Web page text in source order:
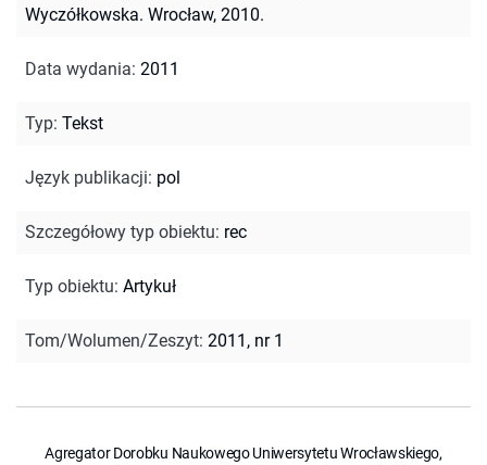
Wyczółkowska. Wrocław, 2010.
Data wydania: 2011
Typ: Tekst
Język publikacji: pol
Szczegółowy typ obiektu: rec
Typ obiektu: Artykuł
Tom/Wolumen/Zeszyt: 2011, nr 1
Agregator Dorobku Naukowego Uniwersytetu Wrocławskiego,